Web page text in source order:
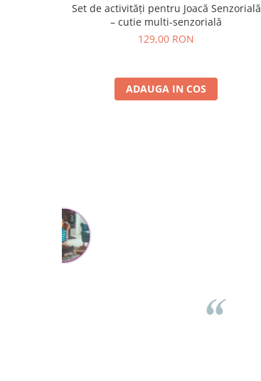
Set de activități pentru Joacă Senzorială
– cutie multi-senzorială
129,00 RON
ADAUGA IN COS